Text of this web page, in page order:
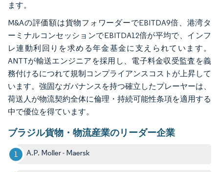
ます。
M&Aの評価額は貨物フォワーダーでEBITDA9倍、港湾タ
ーミナルコンセッションでEBITDA12倍が平均で、インフ
レ連動利回りを求める年金基金に支えられています。
ANTTが輸送エンジニアを採用し、電子料金収受監査を義
務付けるにつれて規制コンプライアンスコストが上昇して
います。強固なガバナンスを持つ確立したプレーヤーは、
荷送人が物流契約全体に倫理・持続可能性条項を適用する
中で優位を得ています。
ブラジル貨物・物流産業のリーダー企業
A.P. Moller - Maersk